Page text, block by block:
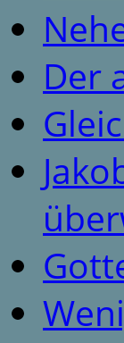
Der